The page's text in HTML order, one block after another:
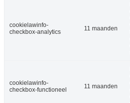
cookielawinfo-
checkbox-analytics
11 maanden
cookielawinfo-
checkbox-functioneel
11 maanden